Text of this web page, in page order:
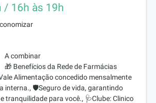
/ 16h às 19h
A combinar
🎁 Benefícios da Rede de Farmácias
Alimentação concedido mensalmente
interna., 🛡️Seguro de vida, garantindo
tranquilidade para você., 🩺Clube: Clinico